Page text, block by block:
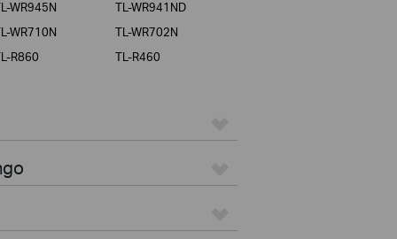
WR945N
TL-WR941ND
WR710N
TL-WR702N
R860
TL-R460